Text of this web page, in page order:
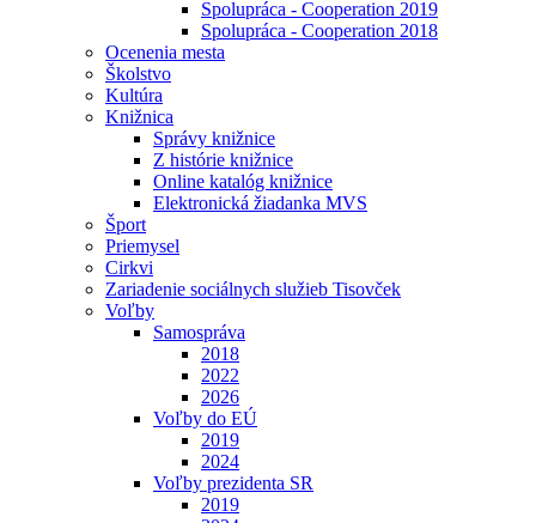
Spolupráca - Cooperation 2019
Spolupráca - Cooperation 2018
Ocenenia mesta
Školstvo
Kultúra
Knižnica
Správy knižnice
Z histórie knižnice
Online katalóg knižnice
Elektronická žiadanka MVS
Šport
Priemysel
Cirkvi
Zariadenie sociálnych služieb Tisovček
Voľby
Samospráva
2018
2022
2026
Voľby do EÚ
2019
2024
Voľby prezidenta SR
2019